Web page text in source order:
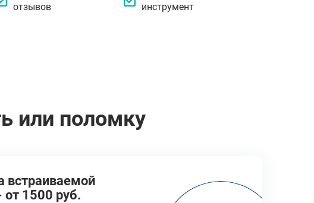
отзывов
инструмент
или поломку
встраиваемой
1500 руб.